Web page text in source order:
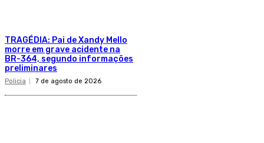
TRAGÉDIA: Pai de Xandy Mello
morre em grave acidente na
BR-364, segundo informações
preliminares
Policia 7 de agosto de 2026